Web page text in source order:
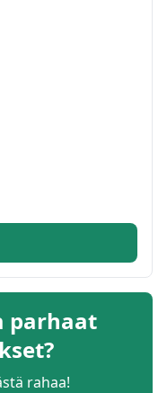
parhaat
rahaa!